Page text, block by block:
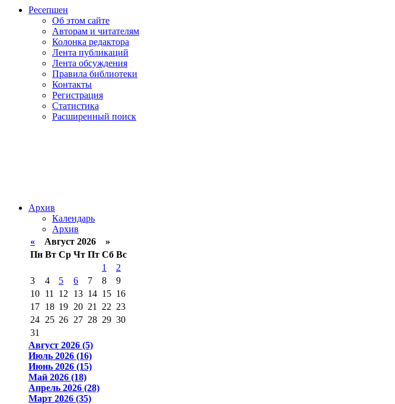
Ресепшен
Об этом сайте
Авторам и читателям
Колонка редактора
Лента публикаций
Лента обсуждения
Правила библиотеки
Контакты
Регистрация
Статистика
Расширенный поиск
Архив
Календарь
Архив
« Август 2026 »
Пн Вт Ср Чт Пт Сб Вс
1
2
3
4 5 6 7 8
9
10 11 12 13 14 15 16
17 18 19 20 21 22 23
24 25 26 27 28 29 30
31
Август 2026 (5)
Июль 2026 (16)
Июнь 2026 (15)
Май 2026 (18)
Апрель 2026 (28)
Март 2026 (35)